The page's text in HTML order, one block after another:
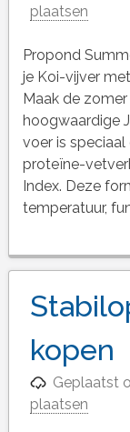
plaatsen
Propond
je Koi-vijver
Maak de
hoogwaardige
voer is
proteïne-
Index. Deze
temperatuur,
kopen
Geplaatst
plaatsen